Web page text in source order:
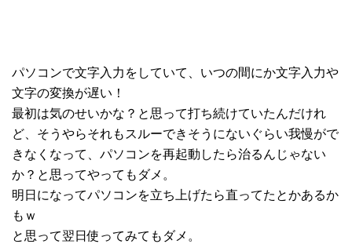
パソコンで文字入力をしていて、いつの間にか文字入力や
文字の変換が遅い！
最初は気のせいかな？と思って打ち続けていたんだけれ
ど、そうやらそれもスルーできそうにないぐらい我慢がで
きなくなって、パソコンを再起動したら治るんじゃない
か？と思ってやってもダメ。
明日になってパソコンを立ち上げたら直ってたとかあるか
もｗ
と思って翌日使ってみてもダメ。